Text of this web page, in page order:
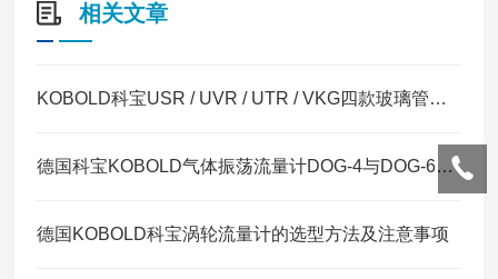
相关文章
KOBOLD科宝USR / UVR / UTR / VKG四款玻璃管变面积流量计的区别
德国科宝KOBOLD气体振荡流量计DOG-4与DOG-6核心区别
德国KOBOLD科宝涡轮流量计的选型方法及注意事项